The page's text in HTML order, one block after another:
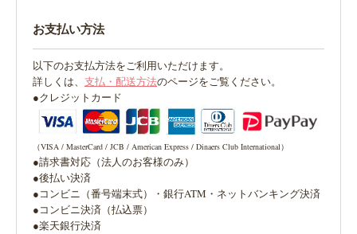
お支払い方法
以下のお支払方法をご利用いただけます。
詳しくは、 支払・配送方法のページをご覧ください。
●クレジットカード
（VISA / MasterCard / JCB / American Express / Dinaers Club International）
●請求書対応（法人のお客様のみ）
●後払い決済
●コンビニ（番号端末式）・銀行ATM・ネットバンキング決済
●コンビニ決済（払込票）
●楽天銀行決済